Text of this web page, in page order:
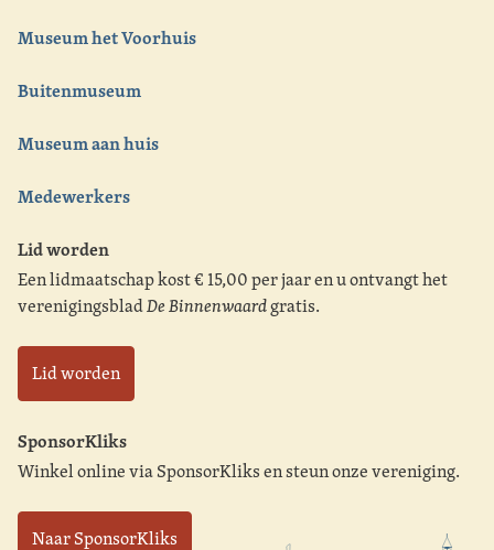
Museum het Voorhuis
Buitenmuseum
Museum aan huis
Medewerkers
Lid worden
Een lidmaatschap kost € 15,00 per jaar en u ontvangt het
verenigingsbladDe Binnenwaardgratis.
Lid worden
SponsorKliks
Winkel online via SponsorKliks en steun onze vereniging.
Naar SponsorKliks